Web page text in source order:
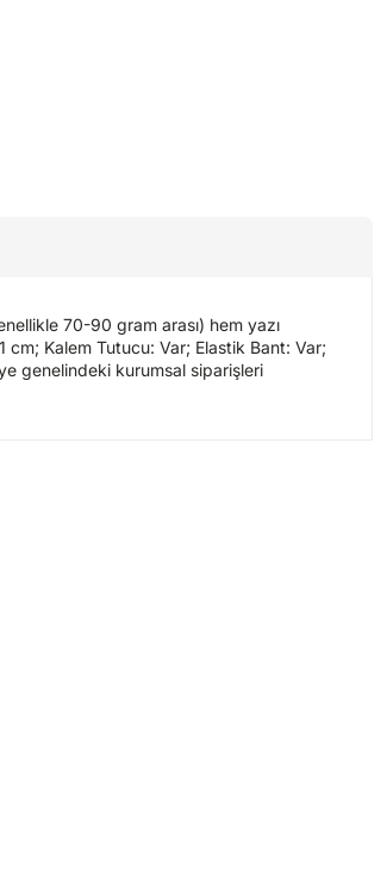
70-90 gram arası) hem yazı
cm; Kalem Tutucu: Var; Elastik Bant: Var;
genelindeki kurumsal siparişleri